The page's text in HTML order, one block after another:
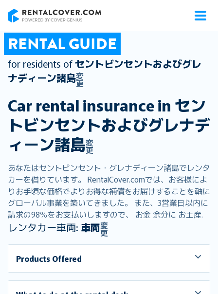
RENTAL GUIDE
for residents ofセントビンセントおよびグレ
ナディーン諸島変
更
Car rental insurance in セン
トビンセントおよびグレナデ
ィーン諸島変
更
あなたはセントビンセント・グレナディーン諸島でレンタ
カーを借りています。 RentalCover.comでは、お客様によ
りお手頃な価格でよりお得な補償をお届けすることを軸に
グローバル事業を築いてきました。 また、3営業日以内に
請求の98％をお支払いしますので、 お金 余分に お土産.
レンタカー車両: 車両変
更
Products Offered